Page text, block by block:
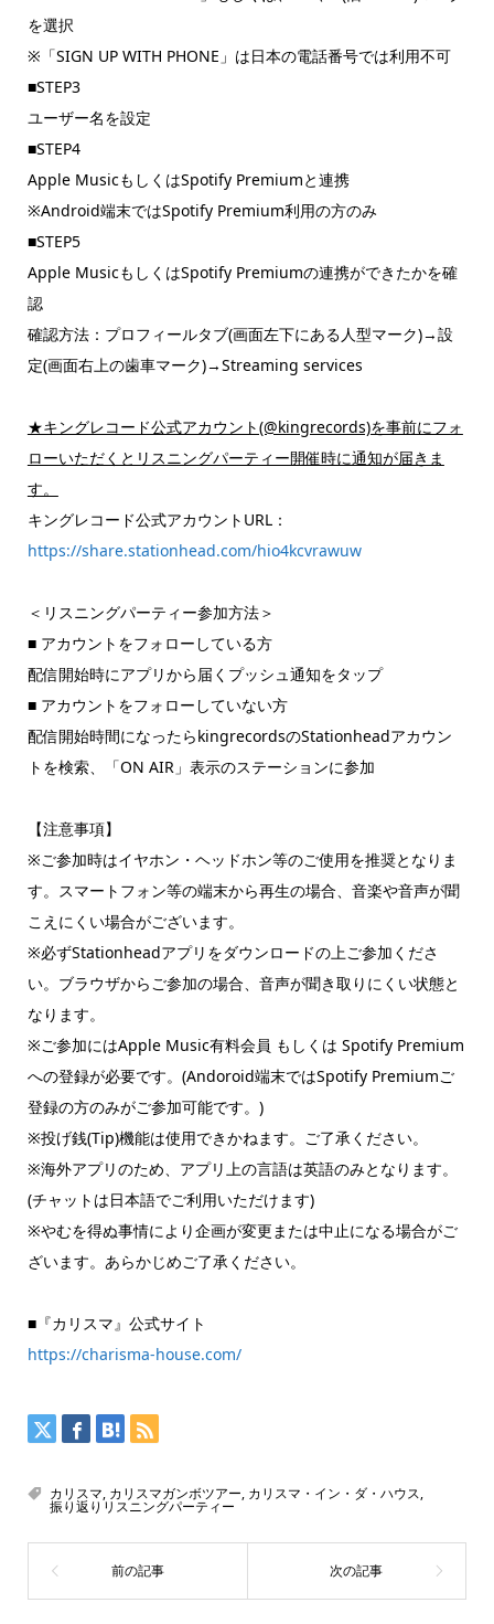
を選択
※「SIGN UP WITH PHONE」は日本の電話番号では利用不可
■STEP3
ユーザー名を設定
■STEP4
Apple MusicもしくはSpotify Premiumと連携
※Android端末ではSpotify Premium利用の方のみ
■STEP5
Apple MusicもしくはSpotify Premiumの連携ができたかを確
認
確認方法：プロフィールタブ(画面左下にある人型マーク)→設
定(画面右上の歯車マーク)→Streaming services
★キングレコード公式アカウント(@kingrecords)を事前にフォ
ローいただくとリスニングパーティー開催時に通知が届きま
す。
キングレコード公式アカウントURL：
https://share.stationhead.com/hio4kcvrawuw
＜リスニングパーティー参加方法＞
■ アカウントをフォローしている方
配信開始時にアプリから届くプッシュ通知をタップ
■ アカウントをフォローしていない方
配信開始時間になったらkingrecordsのStationheadアカウン
トを検索、「ON AIR」表示のステーションに参加
【注意事項】
※ご参加時はイヤホン・ヘッドホン等のご使用を推奨となりま
す。スマートフォン等の端末から再生の場合、音楽や音声が聞
こえにくい場合がございます。
※必ずStationheadアプリをダウンロードの上ご参加くださ
い。ブラウザからご参加の場合、音声が聞き取りにくい状態と
なります。
※ご参加にはApple Music有料会員 もしくは Spotify Premium
への登録が必要です。(Andoroid端末ではSpotify Premiumご
登録の方のみがご参加可能です。)
※投げ銭(Tip)機能は使用できかねます。ご了承ください。
※海外アプリのため、アプリ上の言語は英語のみとなります。
(チャットは日本語でご利用いただけます)
※やむを得ぬ事情により企画が変更または中止になる場合がご
ざいます。あらかじめご了承ください。
■『カリスマ』公式サイト
https://charisma-house.com/
カリスマ, カリスマガンボツアー, カリスマ・イン・ダ・ハウス,
振り返りリスニングパーティー